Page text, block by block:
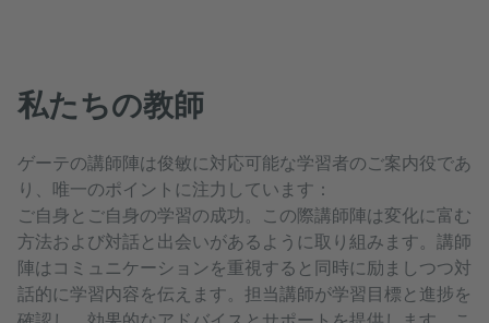
私たちの教師
ゲーテの講師陣は俊敏に対応可能な学習者のご案内役であ
り、唯一のポイントに注力しています：
ご自身とご自身の学習の成功。この際講師陣は変化に富む
方法および対話と出会いがあるように取り組みます。講師
陣はコミュニケーションを重視すると同時に励ましつつ対
話的に学習内容を伝えます。担当講師が学習目標と進捗を